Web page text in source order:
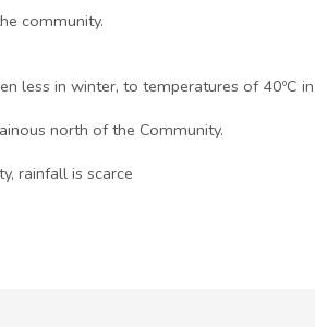
community.
less in winter, to temperatures of 40ºC
north of the Community.
rainfall is scarce